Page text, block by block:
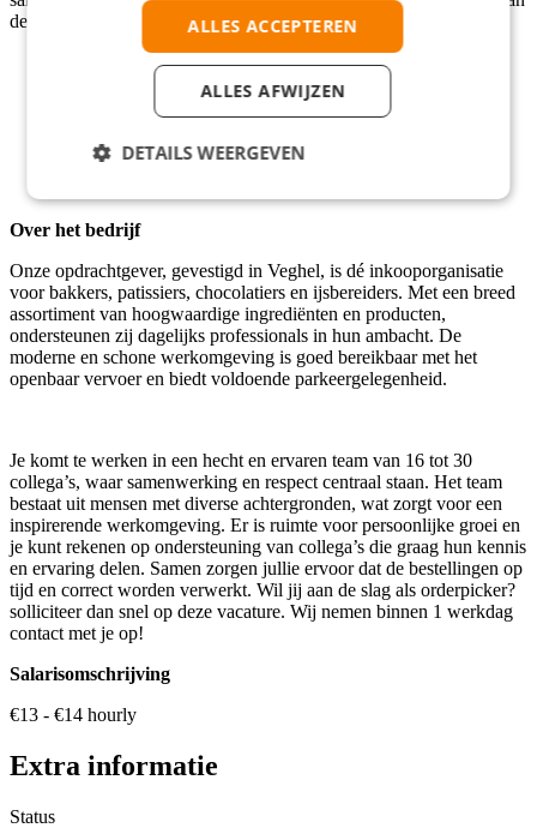
de slag te gaan, beschik je over het volgende:
vmbo-diploma of vergelijkbaar niveau in logistiek;
Ervaring met fysiek werk en orderverwerking;
Zelfstandig en zorgvuldig in het uitvoeren van taken;
Flexibel inzetbaar en een echte teamspeler;
Over het bedrijf
Onze opdrachtgever, gevestigd in Veghel, is dé inkooporganisatie
voor bakkers, patissiers, chocolatiers en ijsbereiders. Met een breed
assortiment van hoogwaardige ingrediënten en producten,
ondersteunen zij dagelijks professionals in hun ambacht. De
moderne en schone werkomgeving is goed bereikbaar met het
openbaar vervoer en biedt voldoende parkeergelegenheid.
Je komt te werken in een hecht en ervaren team van 16 tot 30
collega’s, waar samenwerking en respect centraal staan. Het team
bestaat uit mensen met diverse achtergronden, wat zorgt voor een
inspirerende werkomgeving. Er is ruimte voor persoonlijke groei en
je kunt rekenen op ondersteuning van collega’s die graag hun kennis
en ervaring delen. Samen zorgen jullie ervoor dat de bestellingen op
tijd en correct worden verwerkt. Wil jij aan de slag als orderpicker?
solliciteer dan snel op deze vacature. Wij nemen binnen 1 werkdag
contact met je op!
Salarisomschrijving
€13 - €14 hourly
Extra informatie
Status
ALLES ACCEPTEREN
ALLES AFWIJZEN
DETAILS WEERGEVEN